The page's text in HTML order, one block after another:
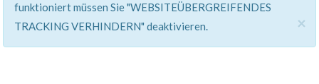
funktioniert müssen Sie "WEBSITEÜBERGREIFENDES
TRACKING VERHINDERN" deaktivieren.
×